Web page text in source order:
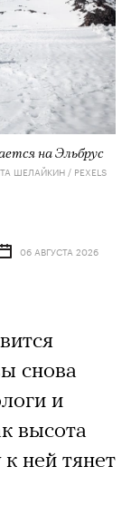
на Эльбрус
ШЕЛАЙКИН / PEXELS
06 АВГУСТА 2026
снова
и
высота
ней тянет